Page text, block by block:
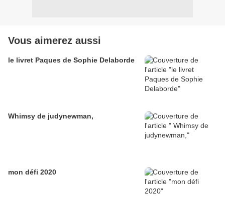
Vous aimerez aussi
le livret Paques de Sophie Delaborde
Whimsy de judynewman,
mon défi 2020